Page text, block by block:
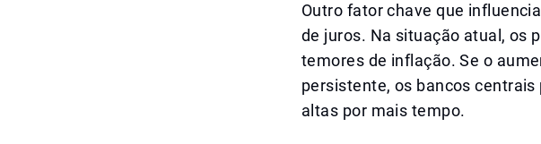
Outro fator chave que
de juros. Na situação atual, os
temores de inflação. Se o
persistente, os bancos
altas por mais tempo.